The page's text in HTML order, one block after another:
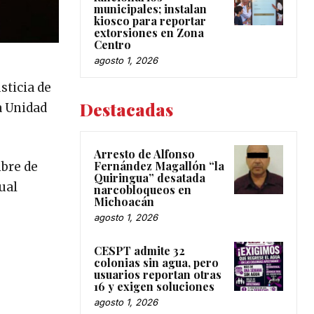
de
Unidad
de
municipales; instalan
kiosco para reportar
extorsiones en Zona
Centro
agosto 1, 2026
Destacadas
Arresto de Alfonso
Fernández Magallón “la
Quiringua” desatada
narcobloqueos en
Michoacán
agosto 1, 2026
CESPT admite 32
colonias sin agua, pero
usuarios reportan otras
16 y exigen soluciones
agosto 1, 2026